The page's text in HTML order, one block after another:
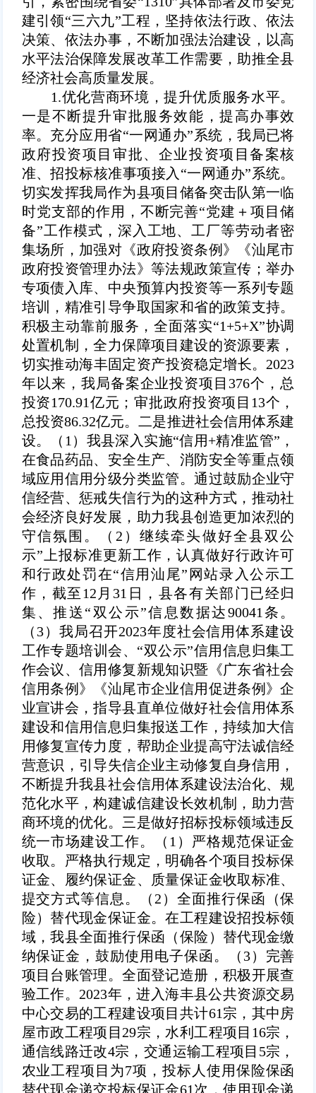
建引领“三六九”工程，坚持依法行政、依法
决策、依法办事，不断加强法治建设，以高
水平法治保障发展改革工作需要，助推全县
经济社会高质量发展。
1.优化营商环境，提升优质服务水平。
一是不断提升审批服务效能，提高办事效
率。 充分应用省“一网通办”系统，我局已将
政府投资项目审批、企业投资项目备案核
准、招投标核准事项接入“一网通办”系统。
切实发挥我局作为县项目储备突击队第一临
时党支部的作用，不断完善“党建＋项目储
备”工作模式，深入工地、工厂等劳动者密
集场所，加强对《政府投资条例》《汕尾市
政府投资管理办法》等法规政策宣传；举办
专项债入库、中央预算内投资等一系列专题
培训，精准引导争取国家和省的政策支持。
积极主动靠前服务，全面落实“1+5+X”协调
处置机制，全力保障项目建设的资源要素，
切实推动海丰固定资产投资稳定增长。2023
年以来，我局备案企业投资项目376个，总
投资170.91亿元；审批政府投资项目13个，
总投资86.32亿元。二是推进社会信用体系建
设。（1） 我县深入实施“信用+精准监管”，
在食品药品、安全生产、消防安全等重点领
域应用信用分级分类监管。通过鼓励企业守
信经营、惩戒失信行为的这种方式，推动社
会经济良好发展，助力我县创造更加浓烈的
守信氛围。
（2） 继续牵头做好全县双公
示”上报标准更新工作，认真做好行政许可
和行政处罚在“信用汕尾”网站录入公示工
作，截至12月31日，县各有关部门已经归
集、推送“双公示”信息数据达90041条。
（3） 我局召开2023年度社会信用体系建设
工作专题培训会、“双公示”信用信息归集工
作会议、信用修复新规知识暨《广东省社会
信用条例》《汕尾市企业信用促进条例》企
业宣讲会，指导县直单位做好社会信用体系
建设和信用信息归集报送工作，持续加大信
用修复宣传力度，帮助企业提高守法诚信经
营意识，引导失信企业主动修复自身信用，
不断提升我县社会信用体系建设法治化、规
范化水平，构建诚信建设长效机制，助力营
商环境的优化。 三是做好招标投标领域违反
统一市场建设工作。（1） 严格规范保证金
收取。严格执行规定，明确各个项目投标保
证金、履约保证金、质量保证金收取标准、
提交方式等信息。
（2） 全面推行保函（保
险）替代现金保证金。在工程建设招投标领
域，我县全面推行保函（保险）替代现金缴
纳保证金，鼓励使用电子保函。
（3） 完善
项目台账管理。全面登记造册，积极开展查
验工作。2023年，进入海丰县公共资源交易
中心交易的工程建设项目共计61宗，其中房
屋市政工程项目29宗，水利工程项目16宗，
通信线路迁改4宗，交通运输工程项目5宗，
农业工程项目为7项，投标人使用保险保函
替代现金递交投标保证金61次，使用现金递